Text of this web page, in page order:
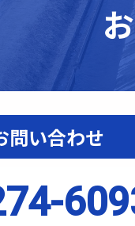
問い合わせ